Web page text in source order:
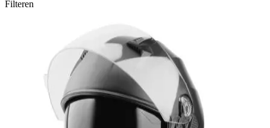
Filteren